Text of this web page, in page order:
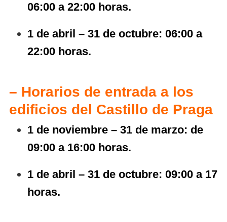
06:00 a 22:00 horas.
1 de abril – 31 de octubre: 06:00 a
22:00 horas.
– Horarios de entrada a los
edificios del Castillo de Praga
1 de noviembre – 31 de marzo: de
09:00 a 16:00 horas.
1 de abril – 31 de octubre: 09:00 a 17
horas.